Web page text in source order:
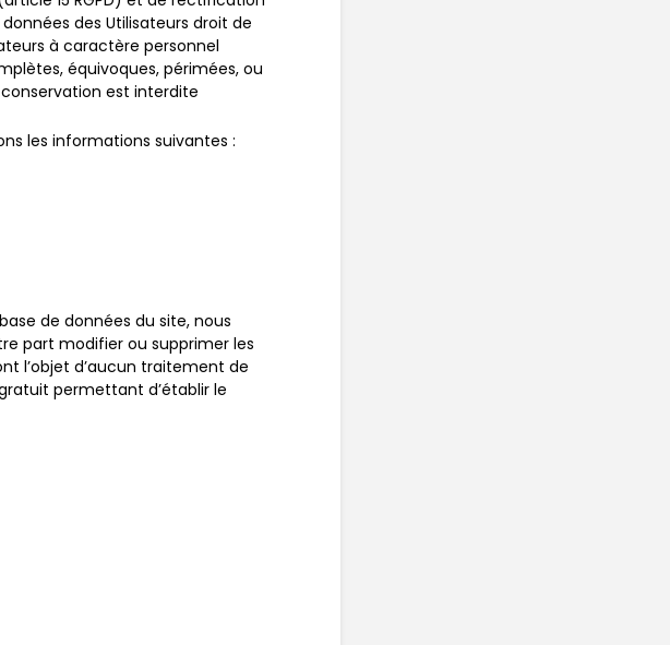
des Utilisateurs droit de
à caractère personnel
équivoques, périmées, ou
est interdite
les informations suivantes :
de données du site, nous
part modifier ou supprimer les
l’objet d’aucun traitement de
permettant d’établir le